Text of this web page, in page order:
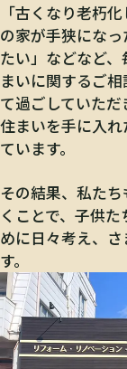
「古くなり老朽
の家が手狭にな
たい」などなど
まいに関するご
て過ごしていた
住まいを手に入
ています。
その結果、私た
くことで、子供
めに日々考え、
す。